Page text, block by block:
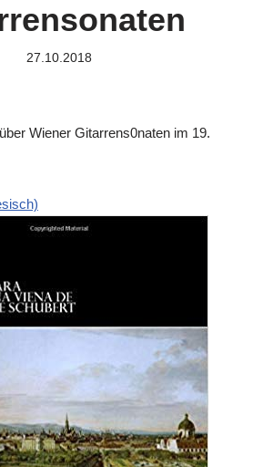
27.10.2018
Wiener Gitarrens0naten im 19.